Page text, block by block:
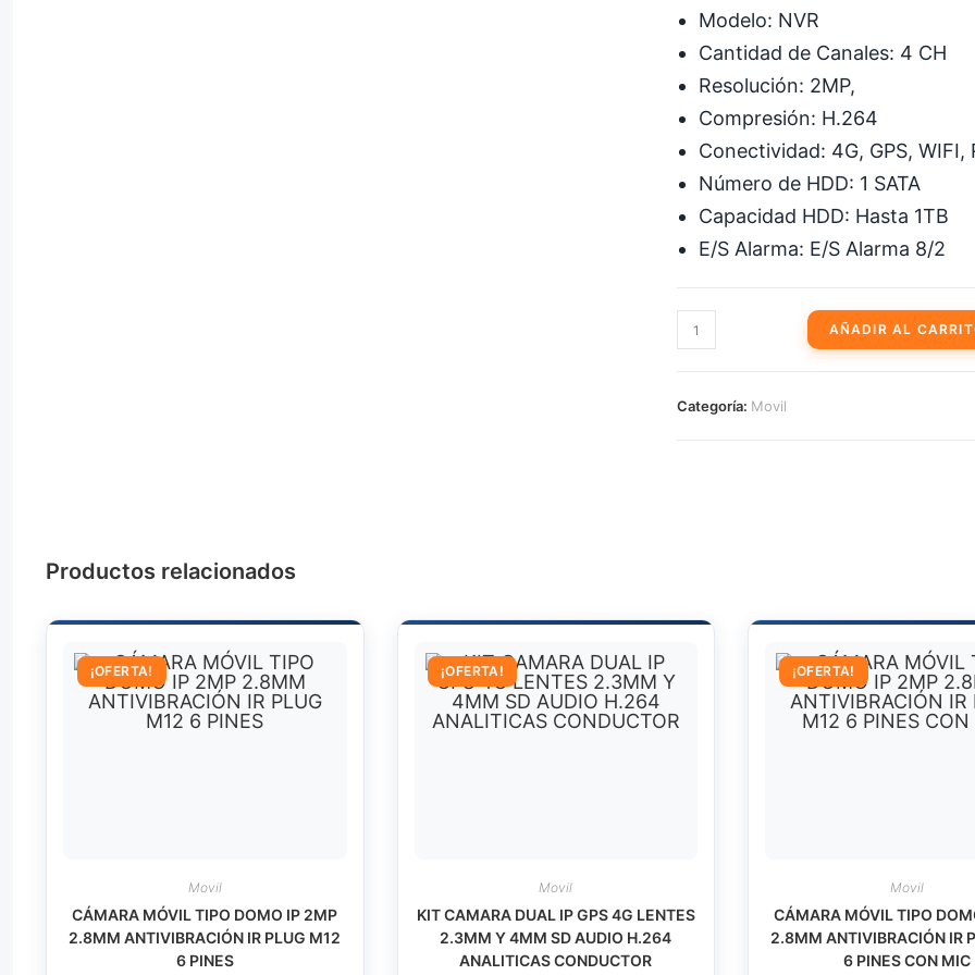
Modelo: NVR
Cantidad de Canales: 4 CH
Resolución: 2MP,
Compresión: H.264
Conectividad: 4G, GPS, WIFI,
Número de HDD: 1 SATA
Capacidad HDD: Hasta 1TB
E/S Alarma: E/S Alarma 8/2
NVR
MÓVIL
4CH@30FPS
I/0
2*RS485
DD
AÑADIR AL
Categoría: Movil
Productos relacionados
¡OFERTA!
Movil
CÁMARA MÓVIL TIPO DOMO IP 2MP
2.8MM ANTIVIBRACIÓN IR PLUG M12
6 PINES
¡OFERTA!
Movil
KIT CAMARA DUAL IP GPS 4G LENTES
2.3MM Y 4MM SD AUDIO H.264
ANALITICAS CONDUCTOR
¡OFERTA!
Movil
CÁMARA MÓVIL TIPO
2.8MM ANTIVIBRACIÓN IR
6 PINES CON MIC